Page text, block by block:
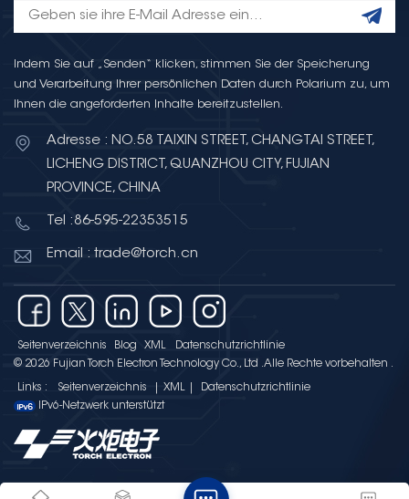
Indem Sie auf „Senden“ klicken, stimmen Sie der Speicherung
und Verarbeitung Ihrer persönlichen Daten durch Polarium zu, um
Ihnen die angeforderten Inhalte bereitzustellen.
Adresse : NO.58 TAIXIN STREET, CHANGTAI STREET,
LICHENG DISTRICT, QUANZHOU CITY, FUJIAN
PROVINCE, CHINA
Tel :86-595-22353515
Email : trade@torch.cn
Seitenverzeichnis Blog XML
Datenschutzrichtlinie
© 2026 Fujian Torch Electron Technology Co., Ltd .Alle Rechte vorbehalten .
Links : Seitenverzeichnis XML
Datenschutzrichtlinie
IPv6-Netzwerk unterstützt